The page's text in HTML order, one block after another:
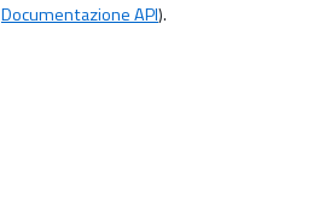
Documentazione API).